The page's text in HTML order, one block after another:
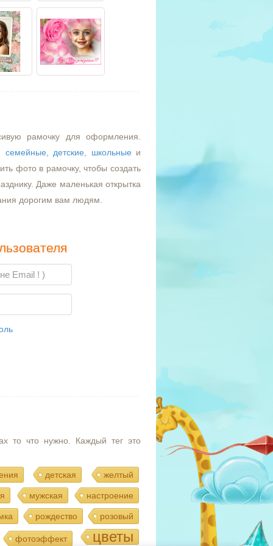
рамочку для оформления.
семейные детские школьные и
фото в рамочку, чтобы создать
Даже маленькая открытка
дорогим вам людям.
то что нужно. Каждый тег это
детская желтый
мужская настроение
рождество розовый
фотоэффект цветы